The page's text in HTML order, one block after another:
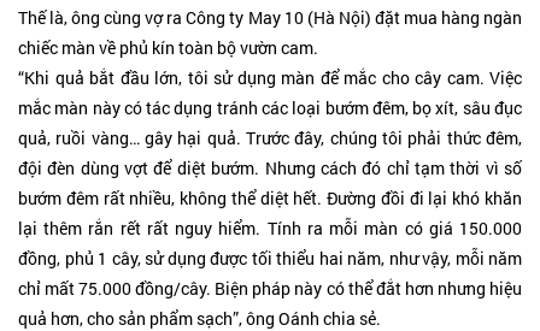
Thế là, ông cùng vợ ra Công ty May 10 (Hà Nội) đặt mua hàng ngàn
chiếc màn về phủ kín toàn bộ vườn cam.
“Khi quả bắt đầu lớn, tôi sử dụng màn để mắc cho cây cam. Việc
mắc màn này có tác dụng tránh các loại bướm đêm, bọ xít, sâu đục
quả, ruồi vàng… gây hại quả. Trước đây, chúng tôi phải thức đêm,
đội đèn dùng vợt để diệt bướm. Nhưng cách đó chỉ tạm thời vì số
bướm đêm rất nhiều, không thể diệt hết. Đường đồi đi lại khó khăn
lại thêm rắn rết rất nguy hiểm. Tính ra mỗi màn có giá 150.000
đồng, phủ 1 cây, sử dụng được tối thiểu hai năm, như vậy, mỗi năm
chỉ mất 75.000 đồng/cây. Biện pháp này có thể đắt hơn nhưng hiệu
quả hơn, cho sản phẩm sạch”, ông Oánh chia sẻ.